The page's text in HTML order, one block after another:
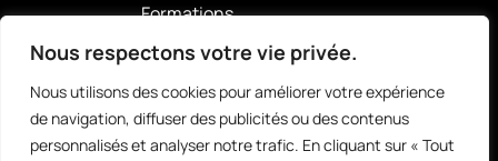
Nous respectons votre vie privée.
Nous utilisons des cookies pour améliorer votre expérience
de navigation, diffuser des publicités ou des contenus
personnalisés et analyser notre trafic. En cliquant sur « Tout
Formations
demandeurs
d’emploi